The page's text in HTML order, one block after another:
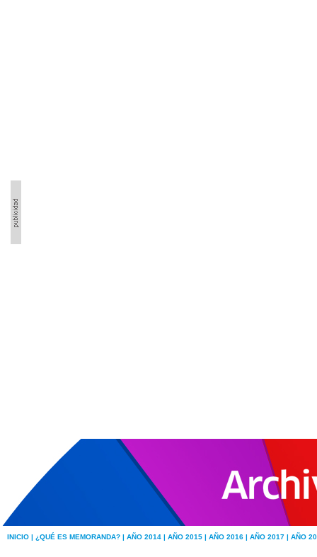
INICIO | ¿QUÉ ES MEMORANDA? | AÑO 2014 | AÑO 2015 | AÑO 2016 | AÑO 2017 | AÑO